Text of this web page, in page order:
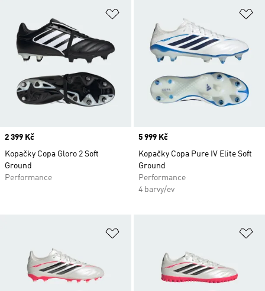
Price
2 399 Kč
Kopačky Copa Gloro 2 Soft
Ground
Performance
Price
5 999 Kč
Kopačky Copa Pure IV Elite Soft
Ground
Performance
4 barvy/ev